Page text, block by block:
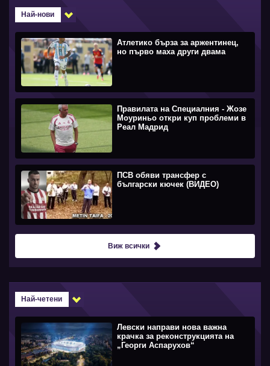
Най-нови
Атлетико бърза за аржентинец,
но първо маха други двама
Правилата на Специалния - Жозе
Моуриньо откри куп проблеми в
Реал Мадрид
ПСВ обяви трансфер с
български кючек (ВИДЕО)
Виж всички
Най-четени
Левски направи нова важна
крачка за реконструкцията на
„Георги Аспарухов“